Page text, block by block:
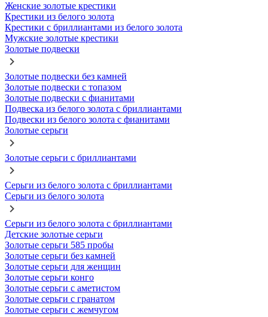
Женские золотые крестики
Крестики из белого золота
Крестики с бриллиантами из белого золота
Мужские золотые крестики
Золотые подвески
Золотые подвески без камней
Золотые подвески с топазом
Золотые подвески с фианитами
Подвеска из белого золота с бриллиантами
Подвески из белого золота с фианитами
Золотые серьги
Золотые серьги с бриллиантами
Серьги из белого золота с бриллиантами
Серьги из белого золота
Серьги из белого золота с бриллиантами
Детские золотые серьги
Золотые серьги 585 пробы
Золотые серьги без камней
Золотые серьги для женщин
Золотые серьги конго
Золотые серьги с аметистом
Золотые серьги с гранатом
Золотые серьги с жемчугом